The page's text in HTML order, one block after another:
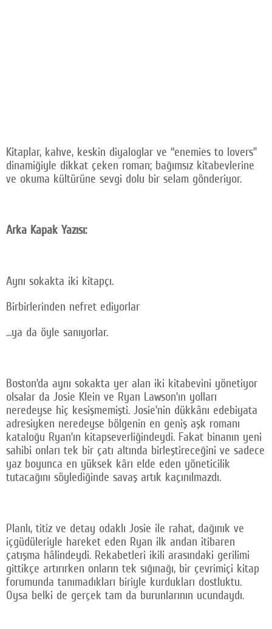
Kitaplar, kahve, keskin diyaloglar ve “enemies to lovers”
dinamiğiyle dikkat çeken roman; bağımsız kitabevlerine
ve okuma kültürüne sevgi dolu bir selam gönderiyor.
Arka Kapak Yazısı:
Aynı sokakta iki kitapçı.
Birbirlerinden nefret ediyorlar
...ya da öyle sanıyorlar.
Boston’da aynı sokakta yer alan iki kitabevini yönetiyor
olsalar da Josie Klein ve Ryan Lawson’ın yolları
neredeyse hiç kesişmemişti. Josie’nin dükkânı edebiyata
adresiyken neredeyse bölgenin en geniş aşk romanı
kataloğu Ryan’ın kitapseverliğindeydi. Fakat binanın yeni
sahibi onları tek bir çatı altında birleştireceğini ve sadece
yaz boyunca en yüksek kârı elde eden yöneticilik
tutacağını söylediğinde savaş artık kaçınılmazdı.
Planlı, titiz ve detay odaklı Josie ile rahat, dağınık ve
içgüdüleriyle hareket eden Ryan ilk andan itibaren
çatışma hâlindeydi. Rekabetleri ikili arasındaki gerilimi
gittikçe artırırken onların tek sığınağı, bir çevrimiçi kitap
forumunda tanımadıkları biriyle kurdukları dostluktu.
Oysa belki de gerçek tam da burunlarının ucundaydı.